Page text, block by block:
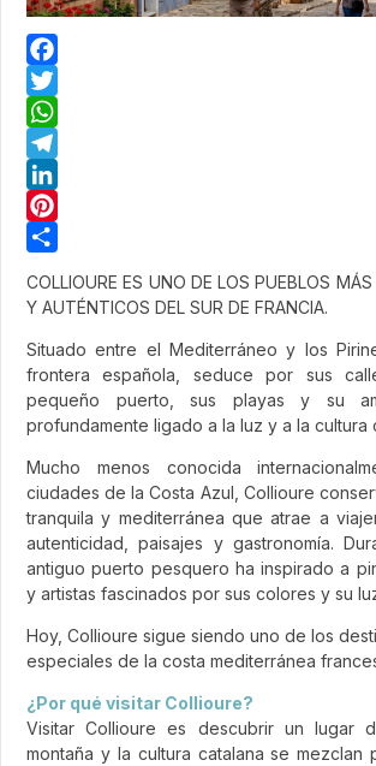
Facebook
Twitter
WhatsApp
Telegram
LinkedIn
Pinterest
COLLIOURE ES UNO DE LOS PUEBLOS
Y AUTÉNTICOS DEL SUR DE FRANCIA.
Situado entre el Mediterráneo y los
frontera española, seduce por sus
pequeño puerto, sus playas y su
profundamente ligado a la luz y a la cultura
Mucho menos conocida
ciudades de la Costa Azul, Collioure
tranquila y mediterránea que atrae a
autenticidad, paisajes y gastronomía.
antiguo puerto pesquero ha inspirado a
y artistas fascinados por sus colores y su
Hoy, Collioure sigue siendo uno de los
especiales de la costa mediterránea
¿Por qué visitar Collioure?
Visitar Collioure es descubrir un lugar
montaña y la cultura catalana se mezclan